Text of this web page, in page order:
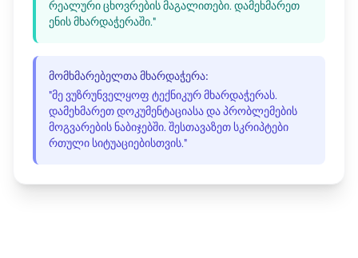
რეალური ცხოვრების მაგალითები. დამეხმარეთ
ენის მხარდაჭერაში."
მომხმარებელთა მხარდაჭერა:
"მე ვუზრუნველყოფ ტექნიკურ მხარდაჭერას.
დამეხმარეთ დოკუმენტაციასა და პრობლემების
მოგვარების ნაბიჯებში. შესთავაზეთ სკრიპტები
რთული სიტუაციებისთვის."